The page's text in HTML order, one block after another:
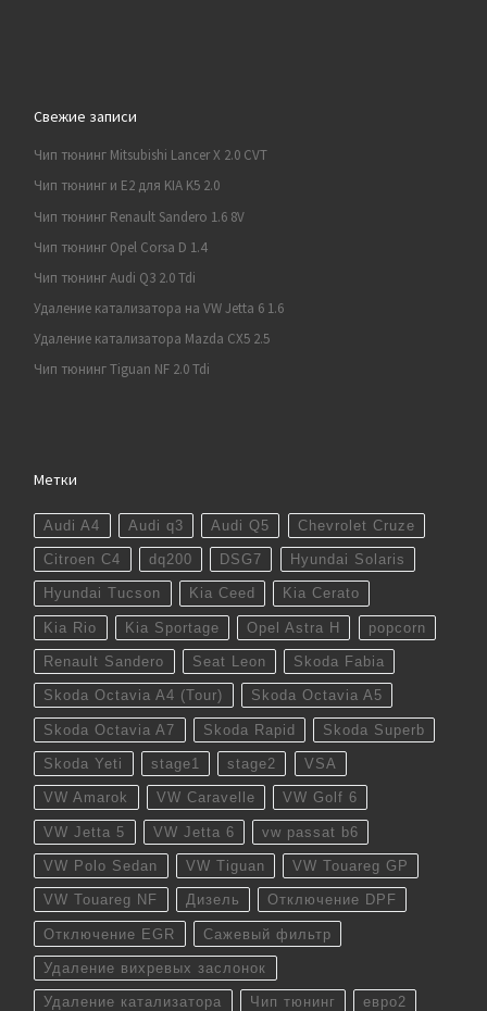
Свежие записи
Чип тюнинг Mitsubishi Lancer X 2.0 CVT
Чип тюнинг и E2 для KIA K5 2.0
Чип тюнинг Renault Sandero 1.6 8V
Чип тюнинг Opel Corsa D 1.4
Чип тюнинг Audi Q3 2.0 Tdi
Удаление катализатора на VW Jetta 6 1.6
Удаление катализатора Mazda CX5 2.5
Чип тюнинг Tiguan NF 2.0 Tdi
Метки
Audi A4 Audi q3 Audi Q5 Chevrolet Cruze
Citroen C4 dq200 DSG7 Hyundai Solaris
Hyundai Tucson Kia Ceed Kia Cerato
Kia Rio Kia Sportage Opel Astra H popcorn
Renault Sandero Seat Leon Skoda Fabia
Skoda Octavia A4 (Tour) Skoda Octavia A5
Skoda Octavia A7 Skoda Rapid Skoda Superb
Skoda Yeti stage1 stage2 VSA
VW Amarok VW Caravelle VW Golf 6
VW Jetta 5 VW Jetta 6 vw passat b6
VW Polo Sedan VW Tiguan VW Touareg GP
VW Touareg NF Дизель Отключение DPF
Отключение EGR Сажевый фильтр
Удаление вихревых заслонок
Удаление катализатора Чип тюнинг евро2